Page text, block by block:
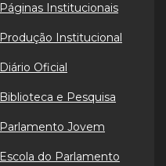
Páginas Institucionais
Produção Institucional
Diário Oficial
Biblioteca e Pesquisa
Parlamento Jovem
Escola do Parlamento